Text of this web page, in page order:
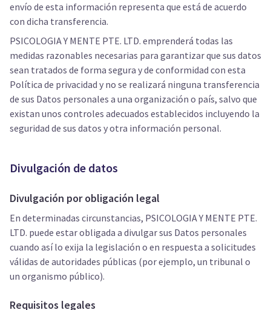
envío de esta información representa que está de acuerdo
con dicha transferencia.
PSICOLOGIA Y MENTE PTE. LTD. emprenderá todas las
medidas razonables necesarias para garantizar que sus datos
sean tratados de forma segura y de conformidad con esta
Política de privacidad y no se realizará ninguna transferencia
de sus Datos personales a una organización o país, salvo que
existan unos controles adecuados establecidos incluyendo la
seguridad de sus datos y otra información personal.
Divulgación de datos
Divulgación por obligación legal
En determinadas circunstancias, PSICOLOGIA Y MENTE PTE.
LTD. puede estar obligada a divulgar sus Datos personales
cuando así lo exija la legislación o en respuesta a solicitudes
válidas de autoridades públicas (por ejemplo, un tribunal o
un organismo público).
Requisitos legales